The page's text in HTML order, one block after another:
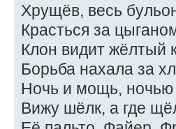
Хрущёв, весь
Красться за
Клон видит жёлтый
Борьба нахала за
Ночь и мощь,
Вижу шёлк, а где